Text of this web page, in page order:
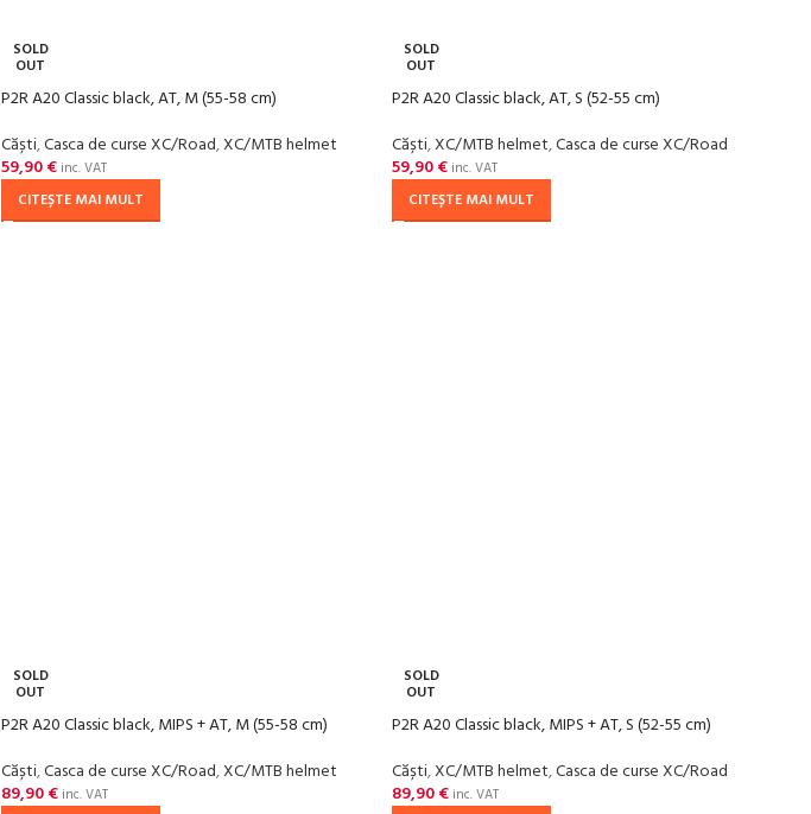
SOLD
OUT
P2R A20 Classic black, AT, M (55-58 cm)
Căști,Casca de curse XC/Road,XC/MTB helmet
59,90€inc. VAT
CITEȘTE MAI MULT
SOLD
OUT
P2R A20 Classic black, AT, S (52-55 cm)
Căști,XC/MTB helmet,Casca de curse XC/Road
59,90€inc. VAT
CITEȘTE MAI MULT
SOLD
OUT
P2R A20 Classic black, MIPS + AT, M (55-58 cm)
Căști,Casca de curse XC/Road,XC/MTB helmet
89,90€inc. VAT
SOLD
OUT
P2R A20 Classic black, MIPS + AT, S (52-55 cm)
Căști,XC/MTB helmet,Casca de curse XC/Road
89,90€inc. VAT